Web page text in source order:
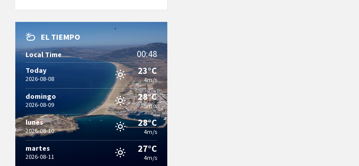
EL TIEMPO
Local Time 00:48
Today
2026-08-08
23°C
4m/s
domingo
2026-08-09
28°C
5m/s
lunes
2026-08-10
28°C
4m/s
martes
2026-08-11
27°C
4m/s